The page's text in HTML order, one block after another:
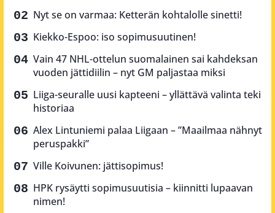
Nyt se on varmaa: Ketterän kohtalolle sinetti!
Kiekko-Espoo: iso sopimusuutinen!
Vain 47 NHL-ottelun suomalainen sai kahdeksan
vuoden jättidiilin – nyt GM paljastaa miksi
Liiga-seuralle uusi kapteeni – yllättävä valinta teki
historiaa
Alex Lintuniemi palaa Liigaan – ”Maailmaa nähnyt
peruspakki”
Ville Koivunen: jättisopimus!
HPK rysäytti sopimusuutisia – kiinnitti lupaavan
nimen!